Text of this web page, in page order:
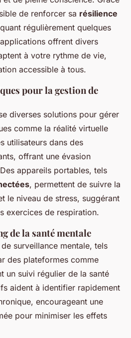
de renforcer sa résilience
régulièrement quelques
offrent divers
à votre rythme de vie,
accessible à tous.
pour la gestion de
diverses solutions pour gérer
comme la réalité virtuelle
utilisateurs dans des
offrant une évasion
appareils portables, tels
, permettent de suivre la
le niveau de stress, suggérant
exercices de respiration.
de la santé mentale
surveillance mentale, tels
des plateformes comme
un suivi régulier de la santé
aident à identifier rapidement
encourageant une
pour minimiser les effets